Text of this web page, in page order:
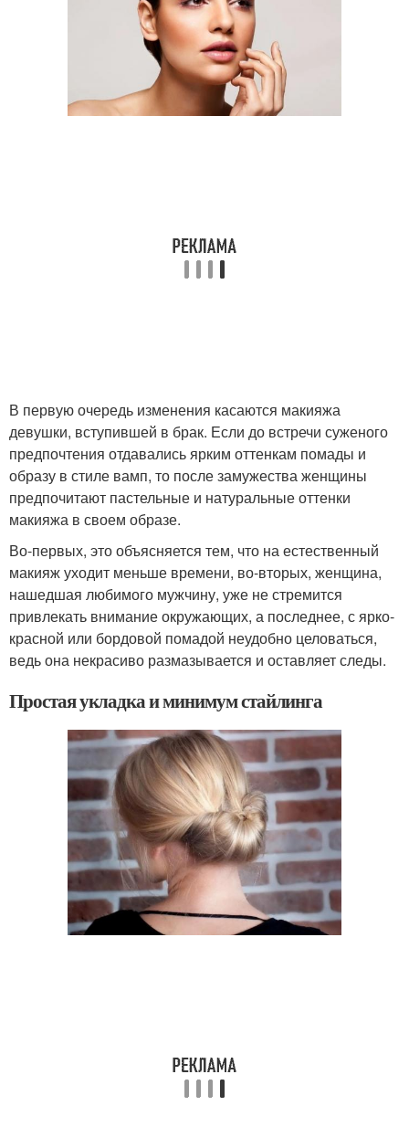
В первую очередь изменения касаются макияжа
девушки, вступившей в брак. Если до встречи суженого
предпочтения отдавались ярким оттенкам помады и
образу в стиле вамп, то после замужества женщины
предпочитают пастельные и натуральные оттенки
макияжа в своем образе.
Во-первых, это объясняется тем, что на естественный
макияж уходит меньше времени, во-вторых, женщина,
нашедшая любимого мужчину, уже не стремится
привлекать внимание окружающих, а последнее, с ярко-
красной или бордовой помадой неудобно целоваться,
ведь она некрасиво размазывается и оставляет следы.
Простая укладка и минимум стайлинга